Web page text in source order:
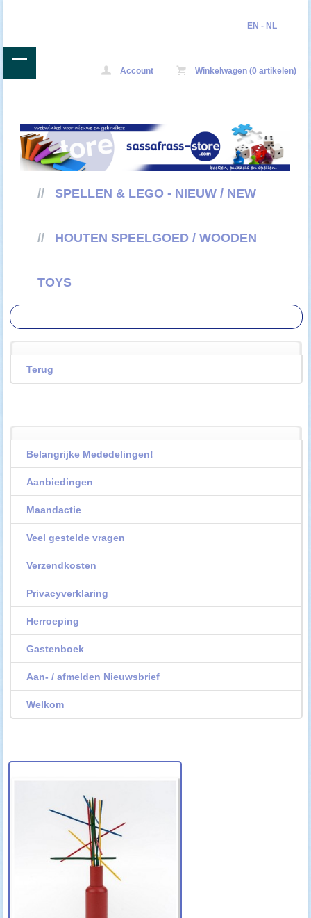
EN - NL
Account Winkelwagen (0 artikelen)
// SPELLEN & LEGO - NIEUW / NEW
// HOUTEN SPEELGOED / WOODEN
TOYS
Terug
Belangrijke Mededelingen!
Aanbiedingen
Maandactie
Veel gestelde vragen
Verzendkosten
Privacyverklaring
Herroeping
Gastenboek
Aan- / afmelden Nieuwsbrief
Welkom